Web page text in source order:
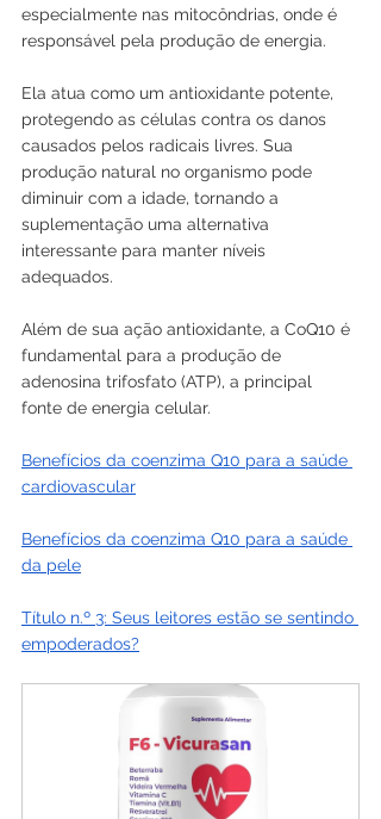
especialmente nas mitocôndrias, onde é
responsável pela produção de energia.
Ela atua como um antioxidante potente,
protegendo as células contra os danos
causados pelos radicais livres. Sua
produção natural no organismo pode
diminuir com a idade, tornando a
suplementação uma alternativa
interessante para manter níveis
adequados.
Além de sua ação antioxidante, a CoQ10 é
fundamental para a produção de
adenosina trifosfato (ATP), a principal
fonte de energia celular.
Benefícios da coenzima Q10 para a saúde
cardiovascular
Benefícios da coenzima Q10 para a saúde
da pele
Título n.º 3: Seus leitores estão se sentindo
empoderados?